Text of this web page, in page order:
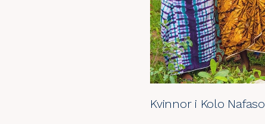
Kvinnor i Kolo Nafaso